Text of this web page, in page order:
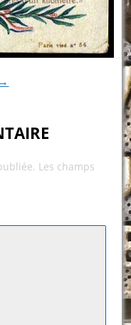
Les champs